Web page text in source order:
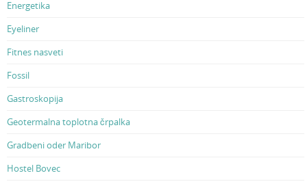
Energetika
Eyeliner
Fitnes nasveti
Fossil
Gastroskopija
Geotermalna toplotna črpalka
Gradbeni oder Maribor
Hostel Bovec